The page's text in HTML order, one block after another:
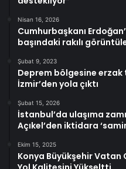
Nisan 16, 2026
Cumhurbaşkanı
başındaki rakılı
Şubat 9, 2023
Deprem bölgesine
İzmir’den yola çıktı
Şubat 15, 2026
İstanbul’da ulaşıma
Açıkel’den iktidara
Ekim 15, 2025
Konya Büyükşehir Vatan